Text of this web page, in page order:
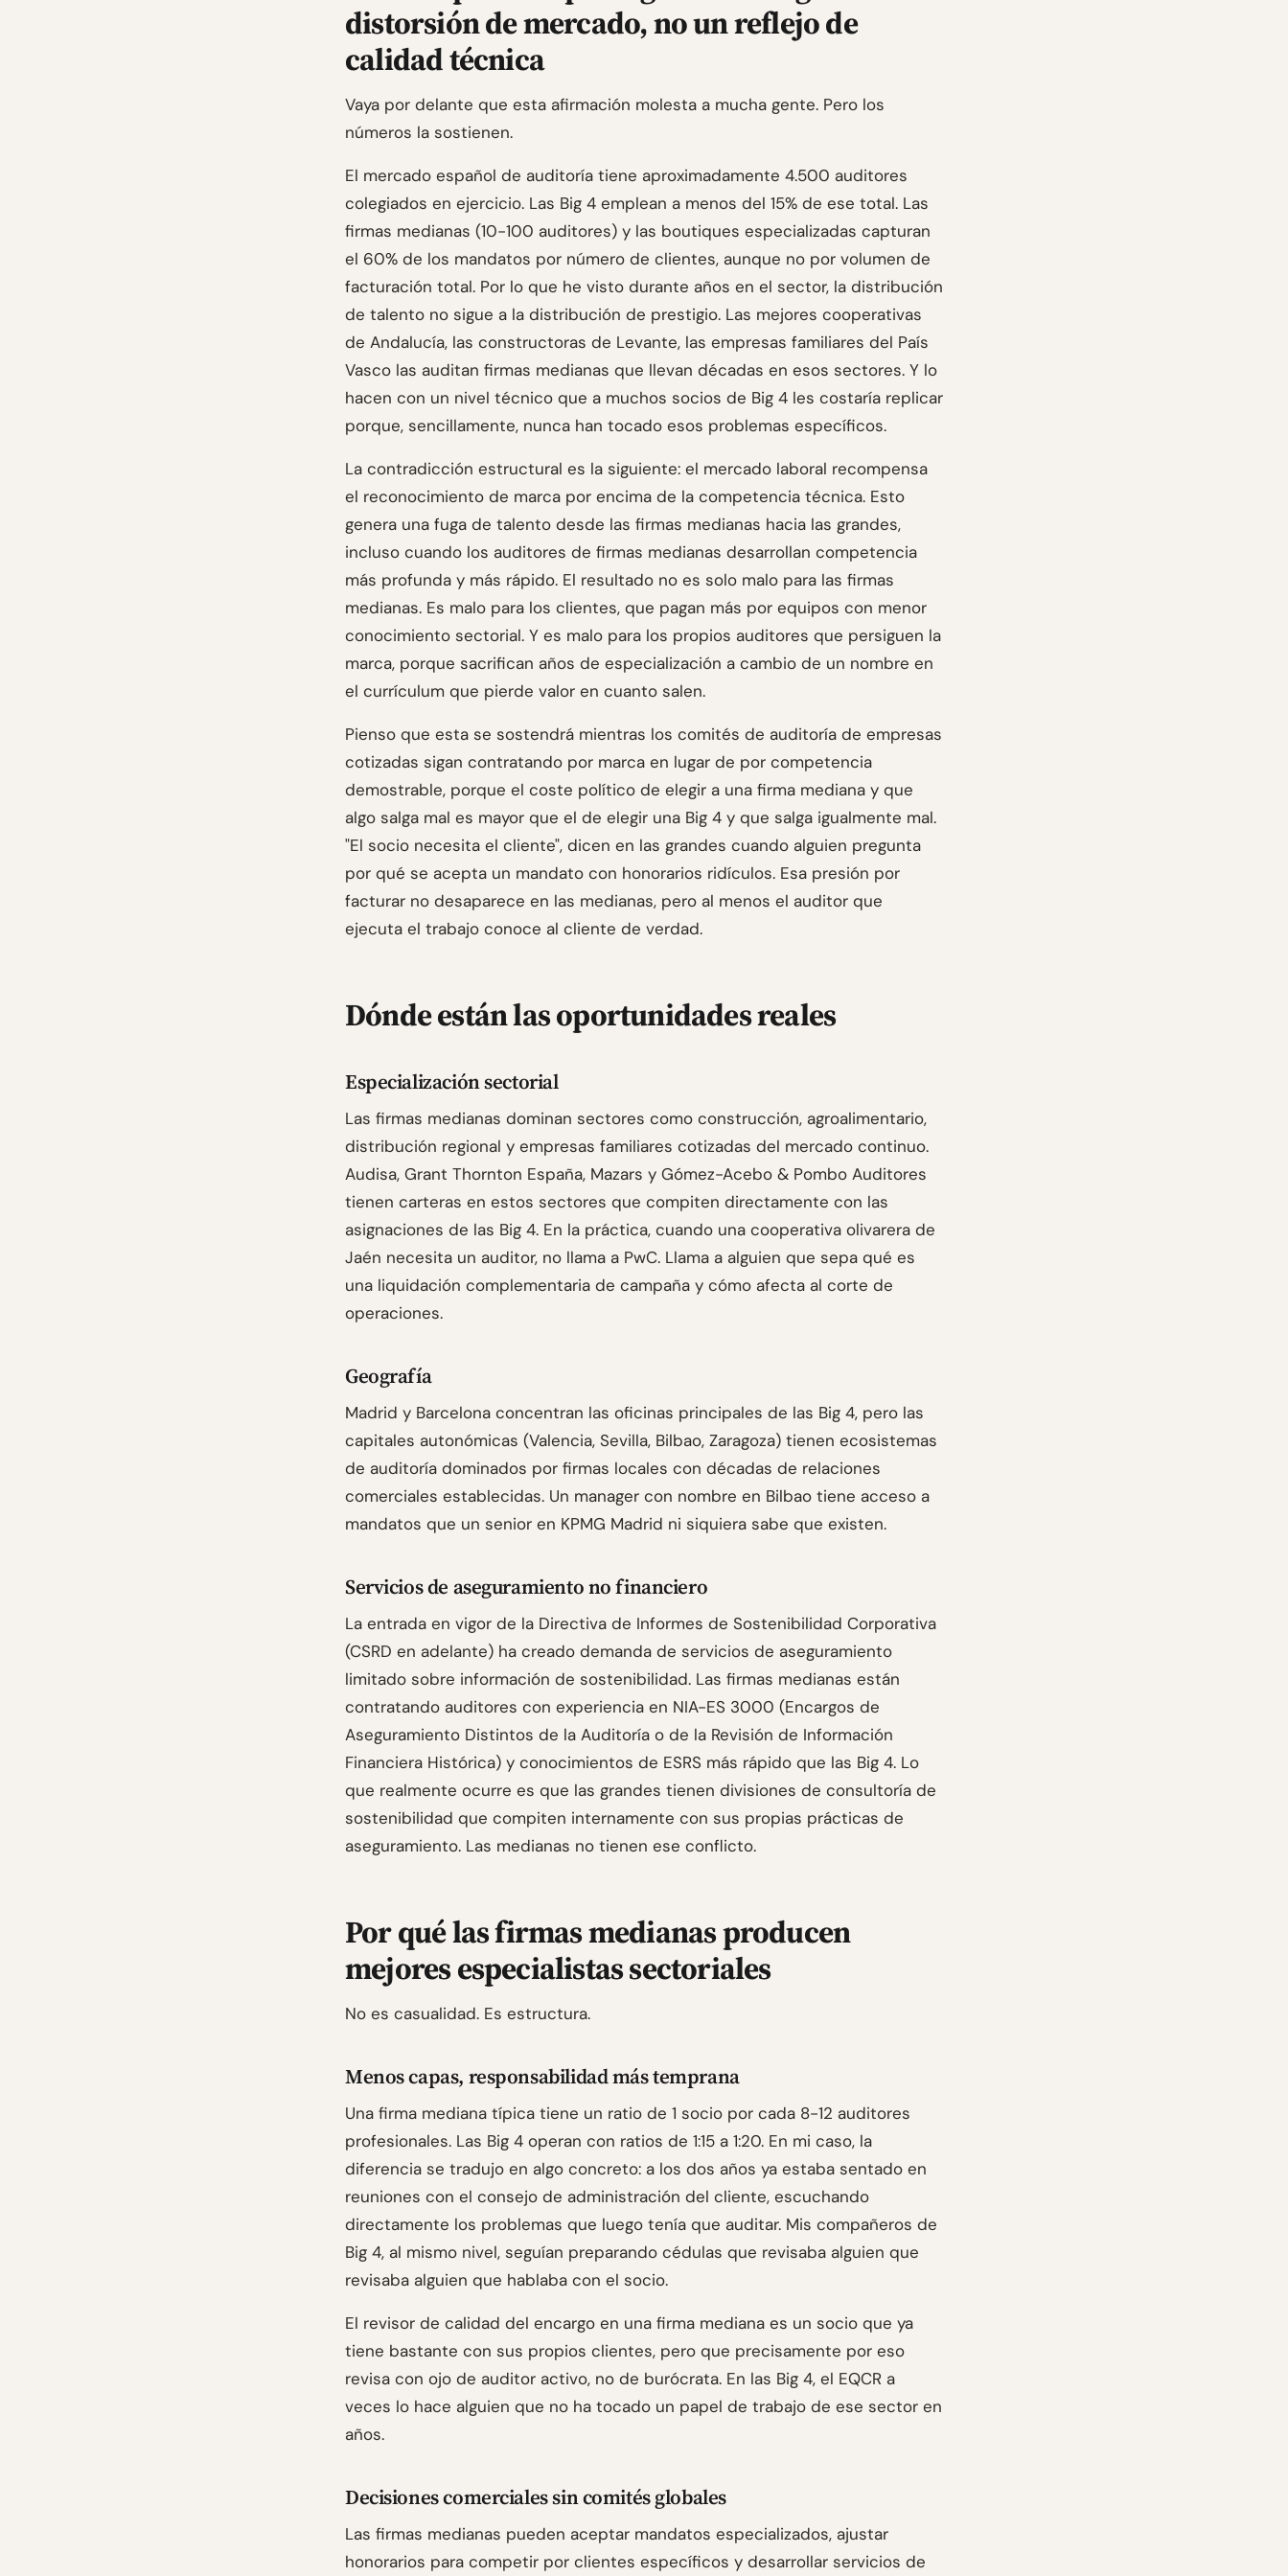
distorsión de mercado, no un reflejo de
calidad técnica
Vaya por delante que esta afirmación molesta a mucha gente. Pero los
números la sostienen.
El mercado español de auditoría tiene aproximadamente 4.500 auditores
colegiados en ejercicio. Las Big 4 emplean a menos del 15% de ese total. Las
firmas medianas (10-100 auditores) y las boutiques especializadas capturan
el 60% de los mandatos por número de clientes, aunque no por volumen de
facturación total. Por lo que he visto durante años en el sector, la distribución
de talento no sigue a la distribución de prestigio. Las mejores cooperativas
de Andalucía, las constructoras de Levante, las empresas familiares del País
Vasco las auditan firmas medianas que llevan décadas en esos sectores. Y lo
hacen con un nivel técnico que a muchos socios de Big 4 les costaría replicar
porque, sencillamente, nunca han tocado esos problemas específicos.
La contradicción estructural es la siguiente: el mercado laboral recompensa
el reconocimiento de marca por encima de la competencia técnica. Esto
genera una fuga de talento desde las firmas medianas hacia las grandes,
incluso cuando los auditores de firmas medianas desarrollan competencia
más profunda y más rápido. El resultado no es solo malo para las firmas
medianas. Es malo para los clientes, que pagan más por equipos con menor
conocimiento sectorial. Y es malo para los propios auditores que persiguen la
marca, porque sacrifican años de especialización a cambio de un nombre en
el currículum que pierde valor en cuanto salen.
Pienso que esta se sostendrá mientras los comités de auditoría de empresas
cotizadas sigan contratando por marca en lugar de por competencia
demostrable, porque el coste político de elegir a una firma mediana y que
algo salga mal es mayor que el de elegir una Big 4 y que salga igualmente mal.
"El socio necesita el cliente", dicen en las grandes cuando alguien pregunta
por qué se acepta un mandato con honorarios ridículos. Esa presión por
facturar no desaparece en las medianas, pero al menos el auditor que
ejecuta el trabajo conoce al cliente de verdad.
Dónde están las oportunidades reales
Especialización sectorial
Las firmas medianas dominan sectores como construcción, agroalimentario,
distribución regional y empresas familiares cotizadas del mercado continuo.
Audisa, Grant Thornton España, Mazars y Gómez-Acebo & Pombo Auditores
tienen carteras en estos sectores que compiten directamente con las
asignaciones de las Big 4. En la práctica, cuando una cooperativa olivarera de
Jaén necesita un auditor, no llama a PwC. Llama a alguien que sepa qué es
una liquidación complementaria de campaña y cómo afecta al corte de
operaciones.
Geografía
Madrid y Barcelona concentran las oficinas principales de las Big 4, pero las
capitales autonómicas (Valencia, Sevilla, Bilbao, Zaragoza) tienen ecosistemas
de auditoría dominados por firmas locales con décadas de relaciones
comerciales establecidas. Un manager con nombre en Bilbao tiene acceso a
mandatos que un senior en KPMG Madrid ni siquiera sabe que existen.
Servicios de aseguramiento no financiero
La entrada en vigor de la Directiva de Informes de Sostenibilidad Corporativa
(CSRD en adelante) ha creado demanda de servicios de aseguramiento
limitado sobre información de sostenibilidad. Las firmas medianas están
contratando auditores con experiencia en NIA-ES 3000 (Encargos de
Aseguramiento Distintos de la Auditoría o de la Revisión de Información
Financiera Histórica) y conocimientos de ESRS más rápido que las Big 4. Lo
que realmente ocurre es que las grandes tienen divisiones de consultoría de
sostenibilidad que compiten internamente con sus propias prácticas de
aseguramiento. Las medianas no tienen ese conflicto.
Por qué las firmas medianas producen
mejores especialistas sectoriales
No es casualidad. Es estructura.
Menos capas, responsabilidad más temprana
Una firma mediana típica tiene un ratio de 1 socio por cada 8-12 auditores
profesionales. Las Big 4 operan con ratios de 1:15 a 1:20. En mi caso, la
diferencia se tradujo en algo concreto: a los dos años ya estaba sentado en
reuniones con el consejo de administración del cliente, escuchando
directamente los problemas que luego tenía que auditar. Mis compañeros de
Big 4, al mismo nivel, seguían preparando cédulas que revisaba alguien que
revisaba alguien que hablaba con el socio.
El revisor de calidad del encargo en una firma mediana es un socio que ya
tiene bastante con sus propios clientes, pero que precisamente por eso
revisa con ojo de auditor activo, no de burócrata. En las Big 4, el EQCR a
veces lo hace alguien que no ha tocado un papel de trabajo de ese sector en
años.
Decisiones comerciales sin comités globales
Las firmas medianas pueden aceptar mandatos especializados, ajustar
honorarios para competir por clientes específicos y desarrollar servicios de